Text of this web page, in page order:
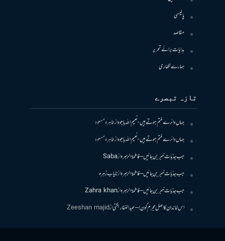
پالیسی
مقاصد
ہدایات برائے تحریر
ہمارے لکھاری
تازہ تبصرے
جہاں دائرے ختم ہوتے ہیں- نعیم اللہ باجوہازطاہرہ مسعود
جہاں دائرے ختم ہوتے ہیں- نعیم اللہ باجوہازطاہرہ مسعود
جب جذبات خبر بن جائیں – فاطمۃالزہرہازSaba
جب جذبات خبر بن جائیں – فاطمۃالزہرہازنایاب زہرہ
جب جذبات خبر بن جائیں – فاطمۃالزہرہازZahra khan
اس خاندان کا اصل مجرم کون! – عبدالغفار بگٹیازZeeshan majid